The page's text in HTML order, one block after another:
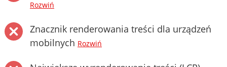
Rozwiń
Znacznik renderowania treści dla urządzeń
mobilnych Rozwiń